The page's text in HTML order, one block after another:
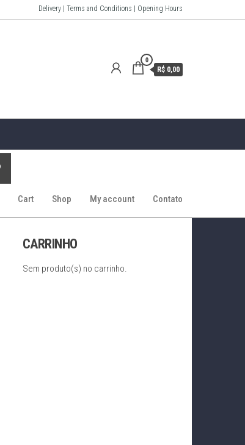
Delivery | Terms and Conditions | Opening Hours
0
R$ 0,00
Cart Shop My account Contato
CARRINHO
Sem produto(s) no carrinho.